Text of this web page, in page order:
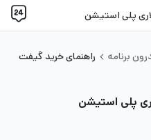
برنامه
راهنمای خرید گیفت